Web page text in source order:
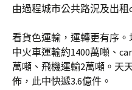
由過程城市公共路況及出租
看貨色運輸，運轉更有序
中火車運輸約1400萬噸、
萬噸、飛機運輸2萬噸。天
佈，此中快遞3.6億件。